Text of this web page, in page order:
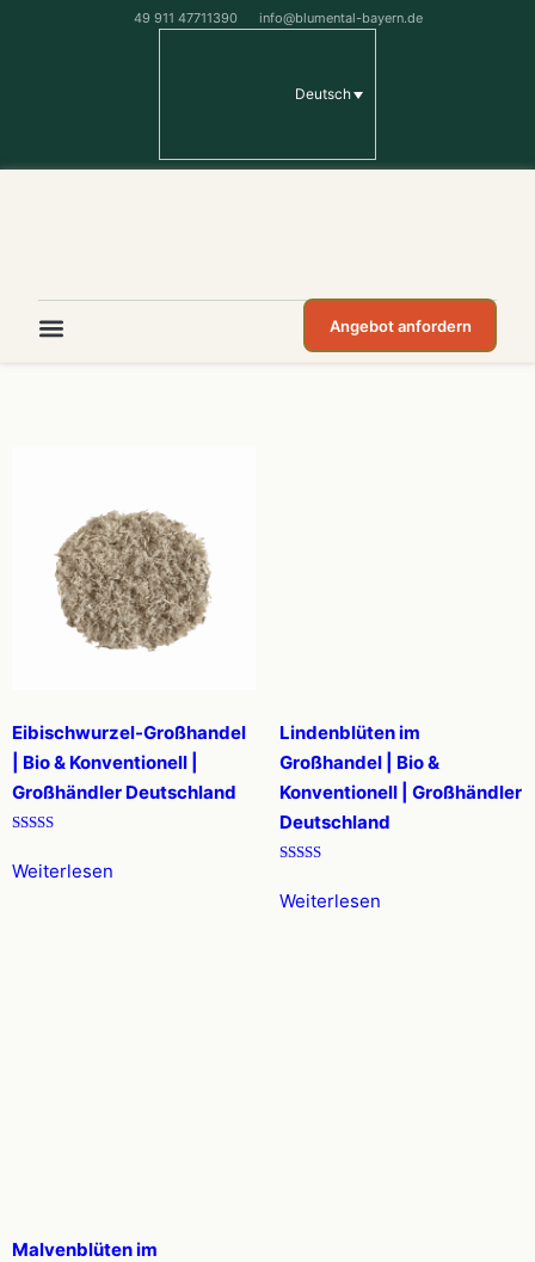
49 911 47711390 info@blumental-bayern.de
Deutsch
Angebot anfordern
Eibischwurzel-Großhandel
| Bio & Konventionell |
Großhändler Deutschland
5.00
von 5
Weiterlesen
Lindenblüten im
Großhandel | Bio &
Konventionell | Großhändler
Deutschland
5.00
von 5
Weiterlesen
Malvenblüten im